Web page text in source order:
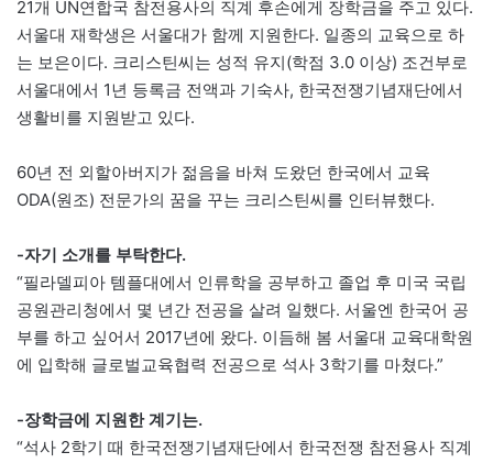
21개 UN연합국 참전용사의 직계 후손에게 장학금을 주고 있다.
서울대 재학생은 서울대가 함께 지원한다. 일종의 교육으로 하
는 보은이다. 크리스틴씨는 성적 유지(학점 3.0 이상) 조건부로
서울대에서 1년 등록금 전액과 기숙사, 한국전쟁기념재단에서
생활비를 지원받고 있다.
60년 전 외할아버지가 젊음을 바쳐 도왔던 한국에서 교육
ODA(원조) 전문가의 꿈을 꾸는 크리스틴씨를 인터뷰했다.
-자기 소개를 부탁한다.
“필라델피아 템플대에서 인류학을 공부하고 졸업 후 미국 국립
공원관리청에서 몇 년간 전공을 살려 일했다. 서울엔 한국어 공
부를 하고 싶어서 2017년에 왔다. 이듬해 봄 서울대 교육대학원
에 입학해 글로벌교육협력 전공으로 석사 3학기를 마쳤다.”
-장학금에 지원한 계기는.
“석사 2학기 때 한국전쟁기념재단에서 한국전쟁 참전용사 직계